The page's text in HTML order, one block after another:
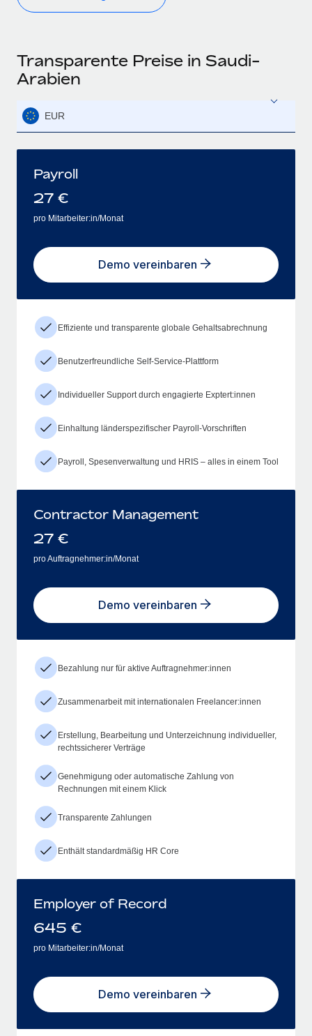
Transparente Preise in Saudi-
Arabien
EUR
Payroll
27 €
pro Mitarbeiter:in/Monat
Demo vereinbaren
Effiziente und transparente globale Gehaltsabrechnung
Benutzerfreundliche Self-Service-Plattform
Individueller Support durch engagierte Exptert:innen
Einhaltung länderspezifischer Payroll-Vorschriften
Payroll, Spesenverwaltung und HRIS – alles in einem Tool
Contractor Management
27 €
pro Auftragnehmer:in/Monat
Demo vereinbaren
Bezahlung nur für aktive Auftragnehmer:innen
Zusammenarbeit mit internationalen Freelancer:innen
Erstellung, Bearbeitung und Unterzeichnung individueller,
rechtssicherer Verträge
Genehmigung oder automatische Zahlung von
Rechnungen mit einem Klick
Transparente Zahlungen
Enthält standardmäßig HR Core
Employer of Record
645 €
pro Mitarbeiter:in/Monat
Demo vereinbaren